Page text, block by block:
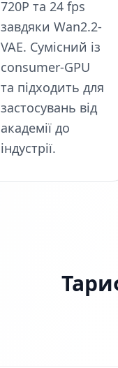
720P та 24 fps
завдяки Wan2.2-
VAE. Сумісний із
consumer‑GPU
та підходить для
застосувань від
академії до
індустрії.